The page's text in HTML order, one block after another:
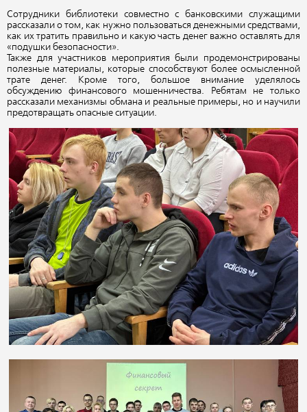
Сотрудники библиотеки совместно с банковскими служащими
рассказали о том, как нужно пользоваться денежными средствами,
как их тратить правильно и какую часть денег важно оставлять для
«подушки безопасности».
Также для участников мероприятия были продемонстрированы
полезные материалы, которые способствуют более осмысленной
трате денег. Кроме того, большое внимание уделялось
обсуждению финансового мошенничества. Ребятам не только
рассказали механизмы обмана и реальные примеры, но и научили
предотвращать опасные ситуации.